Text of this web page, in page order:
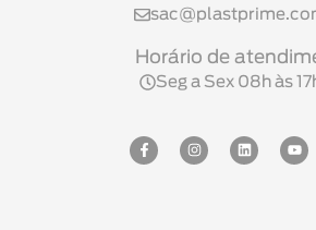
Horário de
Seg a Sex 08h às